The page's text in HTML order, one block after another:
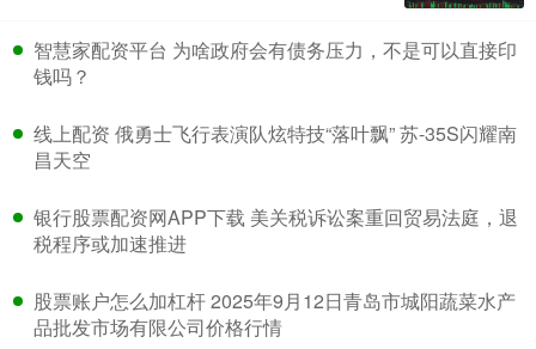
智慧家配资平台 为啥政府会有债务压力，不是可以直接印
钱吗？
线上配资 俄勇士飞行表演队炫特技“落叶飘” 苏-35S闪耀南
昌天空
银行股票配资网APP下载 美关税诉讼案重回贸易法庭，退
税程序或加速推进
股票账户怎么加杠杆 2025年9月12日青岛市城阳蔬菜水产
品批发市场有限公司价格行情